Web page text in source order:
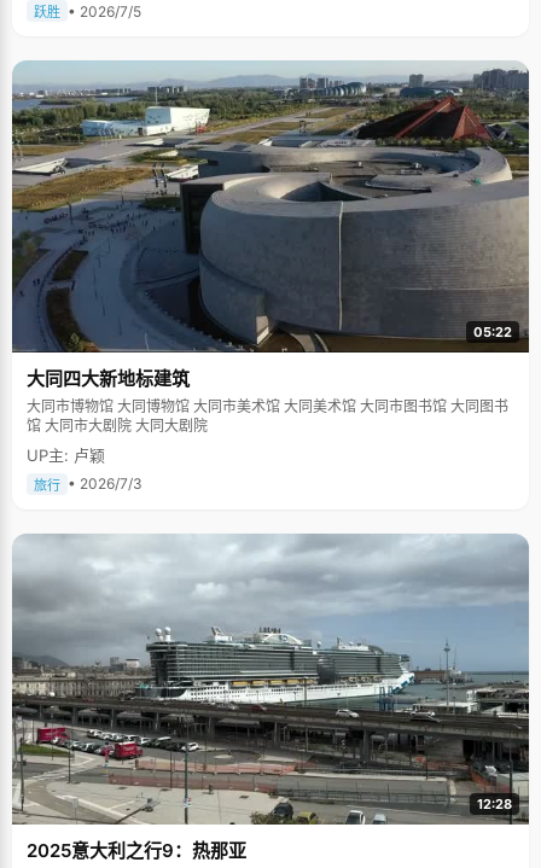
跃胜 • 2026/7/5
05:22
大同四大新地标建筑
大同市博物馆 大同博物馆 大同市美术馆 大同美术馆 大同市图书馆 大同图书
馆 大同市大剧院 大同大剧院
UP主: 卢颖
旅行 • 2026/7/3
12:28
2025意大利之行9：热那亚